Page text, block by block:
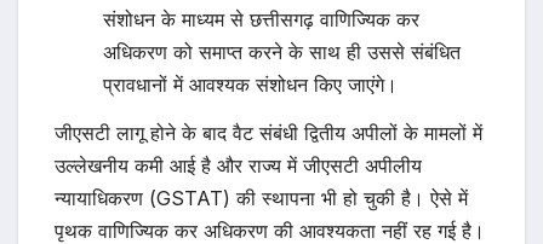
संशोधन के माध्यम से छत्तीसगढ़ वाणिज्यिक कर
अधिकरण को समाप्त करने के साथ ही उससे संबंधित
प्रावधानों में आवश्यक संशोधन किए जाएंगे।
जीएसटी लागू होने के बाद वैट संबंधी द्वितीय अपीलों के मामलों में
उल्लेखनीय कमी आई है और राज्य में जीएसटी अपीलीय
न्यायाधिकरण (GSTAT) की स्थापना भी हो चुकी है। ऐसे में
पृथक वाणिज्यिक कर अधिकरण की आवश्यकता नहीं रह गई है।